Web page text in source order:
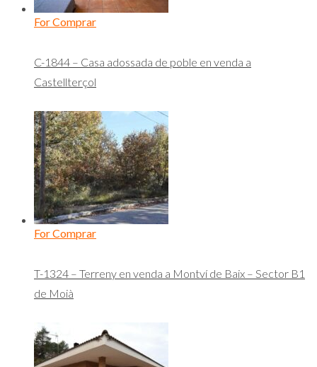
For Comprar
C-1844 – Casa adossada de poble en venda a
Castellterçol
For Comprar
T-1324 – Terreny en venda a Montví de Baix – Sector B1
de Moià